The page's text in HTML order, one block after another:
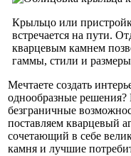
Крыльцо или
встречается на пути.
кварцевым камнем
гаммы, стили и
Мечтаете создать
однообразные решения?
безграничные
поставляем кварцевый
сочетающий в себе
камня и лучшие